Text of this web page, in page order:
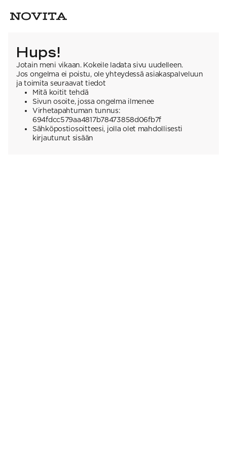
Hups!
Jotain meni vikaan. Kokeile ladata sivu uudelleen.
Jos ongelma ei poistu, ole yhteydessä asiakaspalveluun
ja toimita seuraavat tiedot
Mitä koitit tehdä
Sivun osoite, jossa ongelma ilmenee
Virhetapahtuman tunnus:
694fdcc579aa4817b78473858d06fb7f
Sähköpostiosoitteesi, jolla olet mahdollisesti
kirjautunut sisään